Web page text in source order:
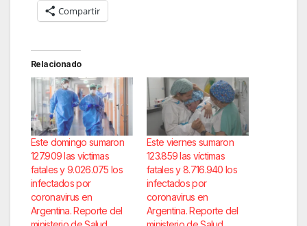
Compartir
Relacionado
Este domingo sumaron
127.909 las víctimas
fatales y 9.026.075 los
infectados por
coronavirus en
Argentina. Reporte del
Este viernes sumaron
123.859 las víctimas
fatales y 8.716.940 los
infectados por
coronavirus en
Argentina. Reporte del